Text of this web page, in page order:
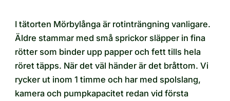
I tätorten Mörbylånga är rotinträngning vanligare.
Äldre stammar med små sprickor släpper in fina
rötter som binder upp papper och fett tills hela
röret täpps. När det väl händer är det bråttom. Vi
rycker ut inom 1 timme och har med spolslang,
kamera och pumpkapacitet redan vid första